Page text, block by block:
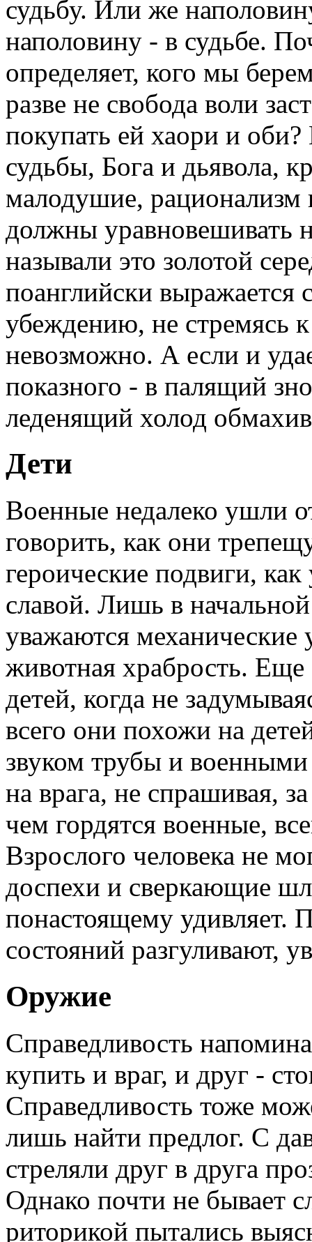
судьбу. Или же
наполовину - в судьбе.
определяет, кого мы
разве не свобода воли
покупать ей хаори и
судьбы, Бога и дьявола,
малодушие,
должны уравновешивать
называли это золотой
поанглийски
убеждению, не стремясь к
невозможно. А если и
показного - в палящий
леденящий холод
Дети
Военные недалеко ушли
говорить, как они
героические подвиги,
славой. Лишь в
уважаются механические
животная храбрость.
детей, когда не
всего они похожи на
звуком трубы и
на врага, не спрашивая,
чем гордятся военные,
Взрослого человека не
доспехи и сверкающие
понастоящему удивляет.
состояний разгуливают,
Оружие
Справедливость
купить и враг, и друг -
Справедливость тоже
лишь найти предлог. С
стреляли друг в друга
Однако почти не бывает
риторикой пытались